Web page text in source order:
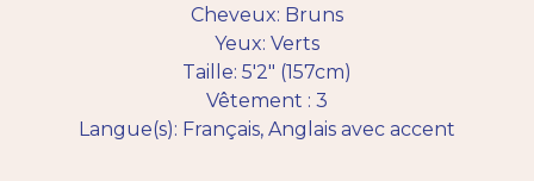
Cheveux: Bruns
Yeux: Verts
Taille: 5'2" (157cm)
Vêtement : 3
Langue(s): Français, Anglais avec accent